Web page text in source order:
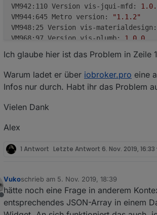
VM942:110 Version vis-jqui-mfd:
1.0
VM944:645 Metro version:
"1.1.2"
VM948:25 Version vis-materialdesign:
VM968:97 Version vis-plumb:
1.0 .0
conn.js:1137 Error: 0 - TypeError:
conn.js:1137 Error:
1
conn.js:1137 Error: 2 - at
conn.js:1137 Error: 3 - at
conn.js:1137 Error:
conn.js:1137 Error:
conn.js:1137 Error:
...
Ich glaube hier ist das Problem in Zeile
Warum ladet er über iobroker.pro eine
Infos nur durch. Habt ihr das Problem
Vielen Dank
Alex
1 Antwort Letzte Antwort 6. Nov. 2019, 16:33
Offline
Vukoschrieb am 5. Nov. 2019, 18:39
zuletzt editiert von
hätte noch eine Frage in anderem
entsprechendes JSON-Array in einem